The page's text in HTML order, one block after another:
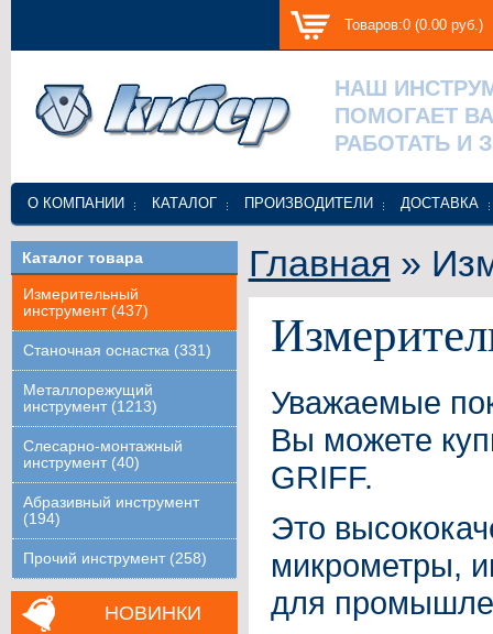
Товаров:0 (0.00 руб.)
НАШ
ПОМОГАЕТ
РАБОТАТЬ И
О КОМПАНИИ КАТАЛОГ ПРОИЗВОДИТЕЛИ ДОСТАВКА
Каталог товара
Измерительный
инструмент (437)
Станочная оснастка (331)
Металлорежущий
инструмент (1213)
Слесарно-монтажный
инструмент (40)
Абразивный инструмент
(194)
Прочий инструмент (258)
НОВИНКИ
Главная »
Уважаемые
Вы можете
GRIFF.
Это
микрометры,
для